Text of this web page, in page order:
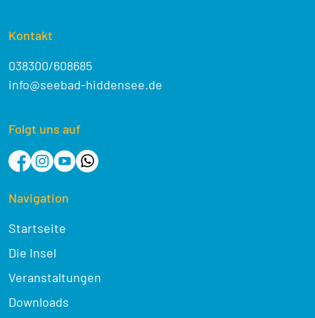
Kontakt
038300/608685
info@seebad-hiddensee.de
Folgt uns auf
Navigation
Startseite
Die Insel
Veranstaltungen
Downloads